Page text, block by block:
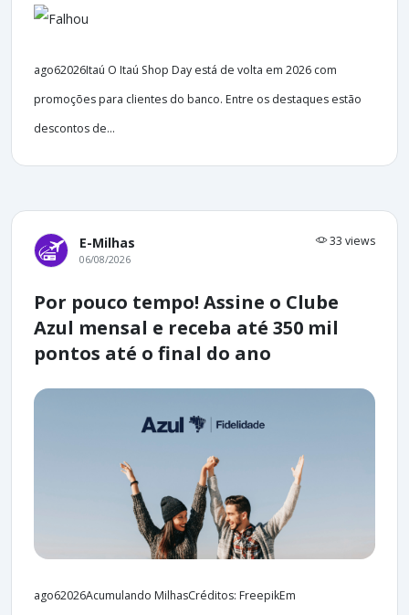
ago62026Itaú O Itaú Shop Day está de volta em 2026 com
promoções para clientes do banco. Entre os destaques estão
descontos de...
E-Milhas 33 views
06/08/2026
Por pouco tempo! Assine o Clube
Azul mensal e receba até 350 mil
pontos até o final do ano
ago62026Acumulando MilhasCréditos: FreepikEm